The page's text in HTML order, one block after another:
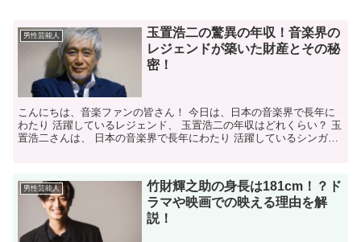
男性芸能人
玉置浩二の驚異の年収！音楽界の
レジェンドが築いた財産とその秘
密！
こんにちは、音楽ファンの皆さん！ 今日は、日本の音楽界で長年に
わたり 活躍しているレジェンド、 玉置浩二の年収はどれくらい？ 玉
置浩二さんは、 日本の音楽界で長年にわたり 活躍しているシンガー
男性芸能人
竹財輝之助の身長は181cm！？ド
ラマや映画での映える理由を解
説！